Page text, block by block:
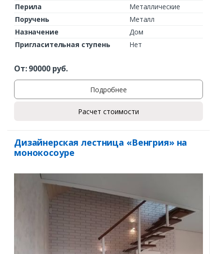
Перила
Металлические
Поручень
Металл
Назначение
Дом
Пригласительная ступень
Нет
От:90000руб.
Подробнее
Расчет стоимости
Дизайнерская лестница «Венгрия» на
монокосоуре